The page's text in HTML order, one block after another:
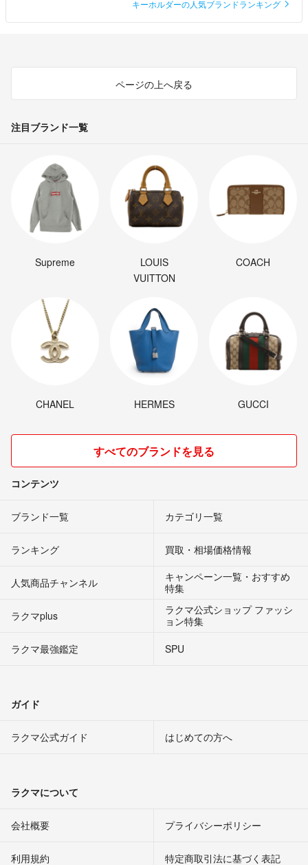
キーホルダーの人気ブランドランキング
ページの上へ戻る
注目ブランド一覧
Supreme
LOUIS
VUITTON
COACH
CHANEL HERMES GUCCI
すべてのブランドを見る
コンテンツ
ブランド一覧 カテゴリ一覧
ランキング 買取・相場価格情報
人気商品チャンネル
キャンペーン一覧・おすすめ
特集
ラクマplus
ラクマ公式ショップ ファッシ
ョン特集
ラクマ最強鑑定
SPU
ガイド
ラクマ公式ガイド はじめての方へ
ラクマについて
会社概要 プライバシーポリシー
利用規約 特定商取引法に基づく表記